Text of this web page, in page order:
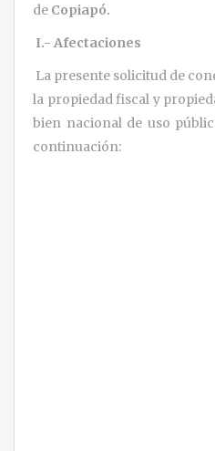
de Copiapó.
I.- Afectaciones
La presente solicitud de
la propiedad fiscal y
bien nacional de uso
continuación: